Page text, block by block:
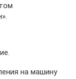
на машину